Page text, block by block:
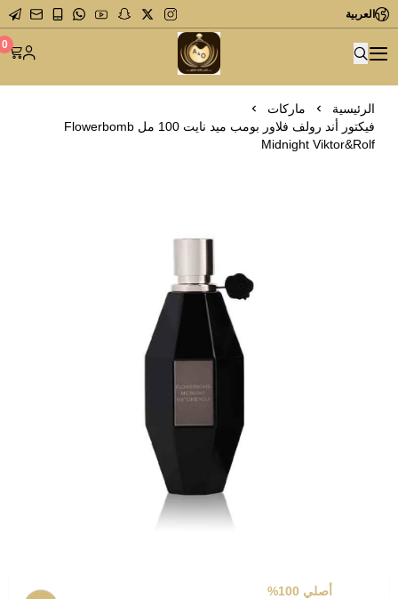
العربية
متجر عاشق العطور 0
الرئيسية
ماركات
فيكتور أند رولف فلاور بومب ميد نايت 100 مل Flowerbomb
Midnight Viktor&Rolf
أصلي 100%